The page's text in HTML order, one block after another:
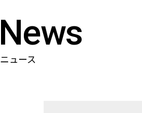
News
ニュース